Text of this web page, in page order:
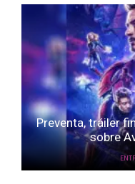
Preventa, tráiler
sobre